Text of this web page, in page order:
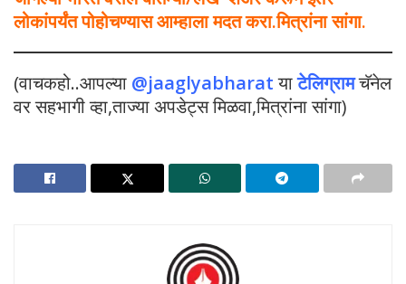
लोकांपर्यंत पोहोचण्यास आम्हाला मदत करा.मित्रांना सांगा.
(वाचकहो..आपल्या @jaaglyabharat याटेलिग्रामचॅनेल
वर सहभागी व्हा,ताज्या अपडेट्स मिळवा,मित्रांना सांगा)